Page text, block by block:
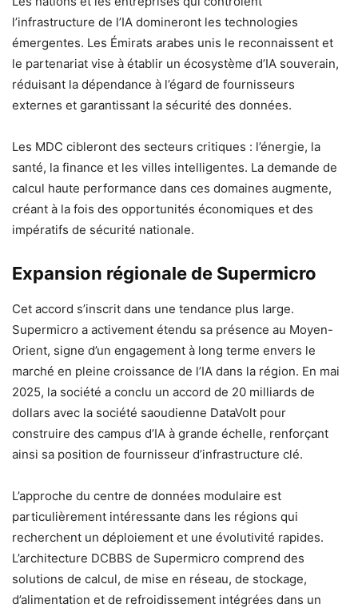
l’infrastructure de l’IA domineront les technologies
émergentes. Les Émirats arabes unis le reconnaissent et
le partenariat vise à établir un écosystème d’IA souverain,
réduisant la dépendance à l’égard de fournisseurs
externes et garantissant la sécurité des données.
Les MDC cibleront des secteurs critiques : l’énergie, la
santé, la finance et les villes intelligentes. La demande de
calcul haute performance dans ces domaines augmente,
créant à la fois des opportunités économiques et des
impératifs de sécurité nationale.
Expansion régionale de Supermicro
Cet accord s’inscrit dans une tendance plus large.
Supermicro a activement étendu sa présence au Moyen-
Orient, signe d’un engagement à long terme envers le
marché en pleine croissance de l’IA dans la région. En mai
2025, la société a conclu un accord de 20 milliards de
dollars avec la société saoudienne DataVolt pour
construire des campus d’IA à grande échelle, renforçant
ainsi sa position de fournisseur d’infrastructure clé.
L’approche du centre de données modulaire est
particulièrement intéressante dans les régions qui
recherchent un déploiement et une évolutivité rapides.
L’architecture DCBBS de Supermicro comprend des
solutions de calcul, de mise en réseau, de stockage,
d’alimentation et de refroidissement intégrées dans un